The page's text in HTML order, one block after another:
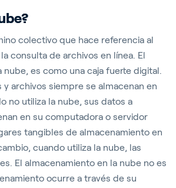
colectivo que hace referencia al
consulta de archivos en línea. El
nube, es como una caja fuerte digital.
archivos siempre se almacenan en
no utiliza la nube, sus datos a
en su computadora o servidor
tangibles de almacenamiento en
cuando utiliza la nube, las
El almacenamiento en la nube no es
ocurre a través de su